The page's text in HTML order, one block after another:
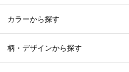
カラーから探す
柄・デザインから探す